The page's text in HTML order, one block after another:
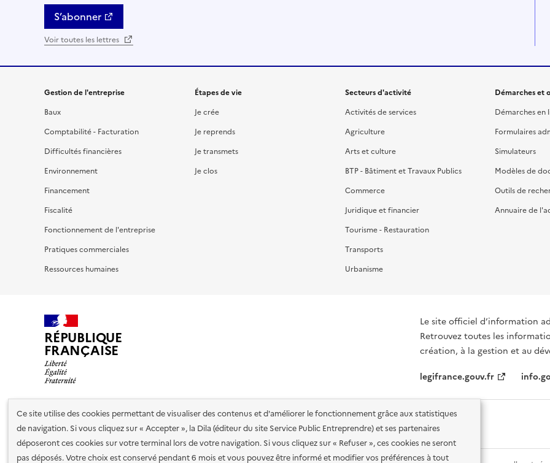
Ce site utilise des cookies permettant de visualiser des contenus et d'améliorer le fonctionnement grâce aux statistiques
de navigation. Si vous cliquez sur « Accepter », la Dila (éditeur du site Service Public Entreprendre) et ses partenaires
déposeront ces cookies sur votre terminal lors de votre navigation. Si vous cliquez sur « Refuser », ces cookies ne seront
pas déposés. Votre choix est conservé pendant 6 mois et vous pouvez être informé et modifier vos préférences à tout
S’abonner
Voir toutes les lettres
Gestion de l'entreprise
Baux
Comptabilité - Facturation
Difficultés financières
Environnement
Financement
Fiscalité
Fonctionnement de l'entreprise
Pratiques commerciales
Ressources humaines
Étapes de vie
Je crée
Je reprends
Je transmets
Je clos
Secteurs d'activité
Activités de services
Agriculture
Arts et culture
BTP - Bâtiment et Travaux Publics
Commerce
Juridique et financier
Tourisme - Restauration
Transports
Urbanisme
Démarches et
Démarches en
Formulaires
Simulateurs
Modèles de
Outils de
Annuaire de
RÉPUBLIQUE
FRANÇAISE
Le site officiel d’information
Retrouvez toutes les
création, à la gestion et au
legifrance.gouv.fr
Nos partenaires